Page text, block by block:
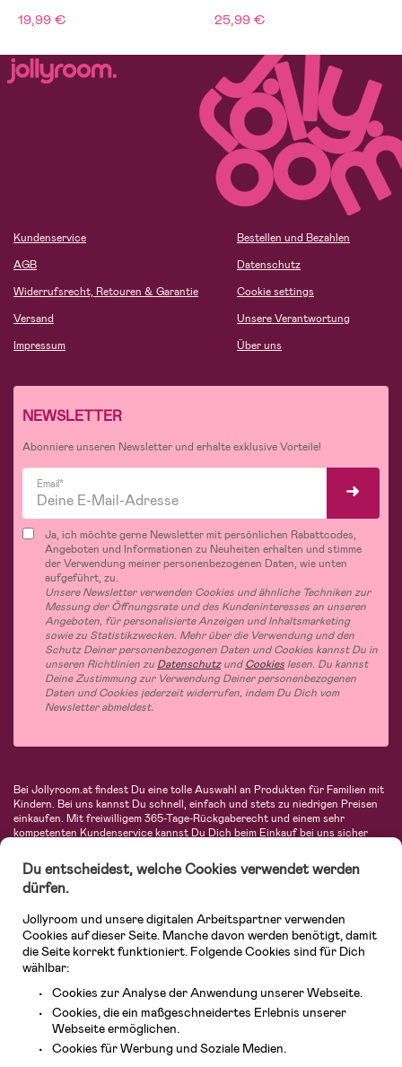
19,99 € 25,99 €
Kundenservice
AGB
Widerrufsrecht, Retouren & Garantie
Versand
Impressum
Bestellen und Bezahlen
Datenschutz
Cookie settings
Unsere Verantwortung
Über uns
NEWSLETTER
Abonniere unseren Newsletter und erhalte exklusive Vorteile!
Email*
Ja, ich möchte gerne Newsletter mit persönlichen Rabattcodes,
Angeboten und Informationen zu Neuheiten erhalten und stimme
der Verwendung meiner personenbezogenen Daten, wie unten
aufgeführt, zu.
Unsere Newsletter verwenden Cookies und ähnliche Techniken zur
Messung der Öffnungsrate und des Kundeninteresses an unseren
Angeboten, für personalisierte Anzeigen und Inhaltsmarketing
sowie zu Statistikzwecken. Mehr über die Verwendung und den
Schutz Deiner personenbezogenen Daten und Cookies kannst Du in
unseren Richtlinien zu DatenschutzundCookies lesen. Du kannst
Deine Zustimmung zur Verwendung Deiner personenbezogenen
Daten und Cookies jederzeit widerrufen, indem Du Dich vom
Newsletter abmeldest.
Bei Jollyroom.at findest Du eine tolle Auswahl an Produkten für Familien mit
Kindern. Bei uns kannst Du schnell, einfach und stets zu niedrigen Preisen
einkaufen. Mit freiwilligem 365-Tage-Rückgaberecht und einem sehr
kompetenten Kundenservice kannst Du Dich beim Einkauf bei uns sicher
Autositze, Kinder- und Babymode, Produkte für Mütter und eine Menge
fantastischer Einrichtungsgegenstände, Spielsachen, Babyprodukte und
vieles mehr. Wir haben Produkte von bekannten Herstellern wie Britax, Maxi-
Avent, Jack Wolfskin, Cybex, LEGO und vielen mehr. Schau Dich um in
unserem vielfältigen Onlineshop für Kinder & Babys. Willkommen!
Du entscheidest, welche Cookies verwendet werden
dürfen.
Jollyroom und unsere digitalen Arbeitspartner verwenden
Cookies auf dieser Seite. Manche davon werden benötigt, damit
die Seite korrekt funktioniert. Folgende Cookies sind für Dich
wählbar:
Cookies zur Analyse der Anwendung unserer Webseite.
Cookies, die ein maßgeschneidertes Erlebnis unserer
Webseite ermöglichen.
Cookies für Werbung und Soziale Medien.